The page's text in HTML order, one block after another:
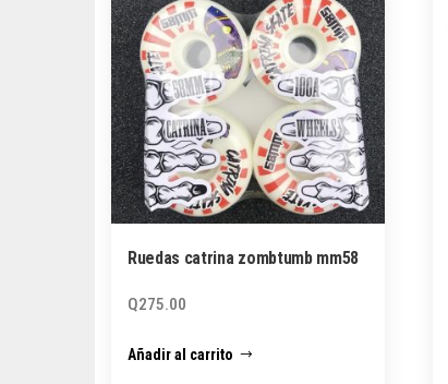
Ruedas catrina zombtumb mm58
Q275.00
Añadir al carrito